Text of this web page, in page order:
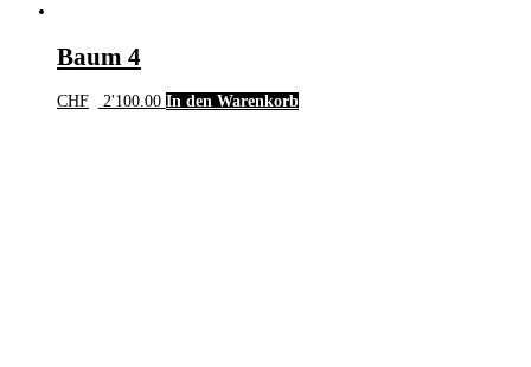
Baum 4
CHF 2'100.00 In den Warenkorb